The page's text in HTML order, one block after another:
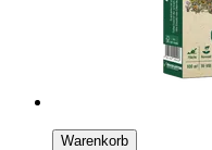
Warenkorb